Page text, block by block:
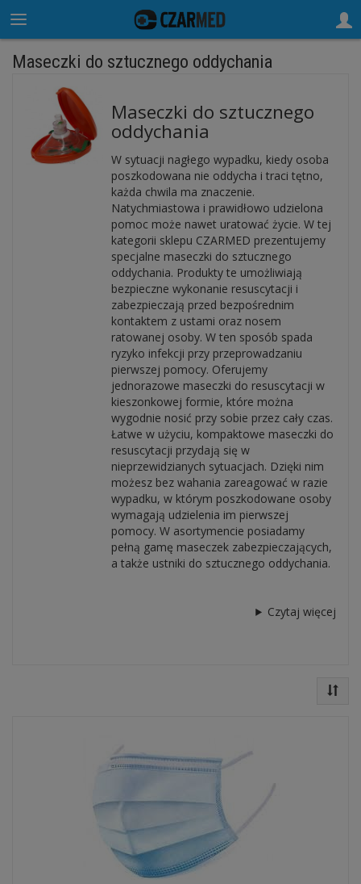
Maseczki do sztucznego oddychania
Maseczki do sztucznego
oddychania
W sytuacji nagłego wypadku, kiedy osoba
poszkodowana nie oddycha i traci tętno,
każda chwila ma znaczenie.
Natychmiastowa i prawidłowo udzielona
pomoc może nawet uratować życie. W tej
kategorii sklepu CZARMED prezentujemy
specjalne maseczki do sztucznego
oddychania. Produkty te umożliwiają
bezpieczne wykonanie resuscytacji i
zabezpieczają przed bezpośrednim
kontaktem z ustami oraz nosem
ratowanej osoby. W ten sposób spada
ryzyko infekcji przy przeprowadzaniu
pierwszej pomocy. Oferujemy
jednorazowe maseczki do resuscytacji w
kieszonkowej formie, które można
wygodnie nosić przy sobie przez cały czas.
Łatwe w użyciu, kompaktowe maseczki do
resuscytacji przydają się w
nieprzewidzianych sytuacjach. Dzięki nim
możesz bez wahania zareagować w razie
wypadku, w którym poszkodowane osoby
wymagają udzielenia im pierwszej
pomocy. W asortymencie posiadamy
pełną gamę maseczek zabezpieczających,
a także ustniki do sztucznego oddychania.
Czytaj więcej